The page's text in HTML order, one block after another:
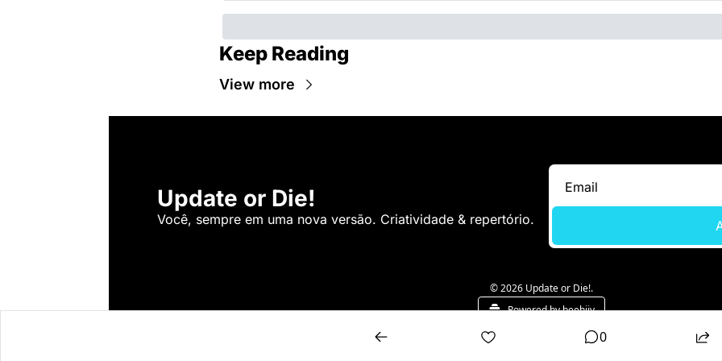
Keep Reading
View more
Update or Die!
Você, sempre em uma nova versão. Criatividade & repertório.
© 2026 Update or Die!.
Powered by beehiiv
0